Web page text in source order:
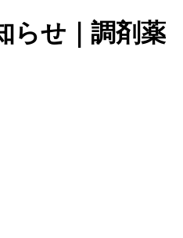
らせ｜調剤薬